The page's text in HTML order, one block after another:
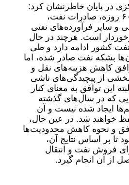
در پایان خاطرنشان کرد:
در طول این دوره ۶۰ روزه، صادرات نفت،
و سایر فرآورده‌های نفتی
است. هرچند در حال
کشور ادامه دارد و طی
بشکه نفت صادر شده، اما
کاهش هزینه‌های نقل‌ و
بخشی از پیچیدگی‌های ناشی
این توافق به معنای کنار
که در سال‌های گذشته
ایجاد شده نیست و آن
خواهند شد. در عین حال،
و نحوه کاهش محدودیت‌ها
تا بر اساس نتایج آن،
فروش نفت و انتقال
از آن انجام گیرد.